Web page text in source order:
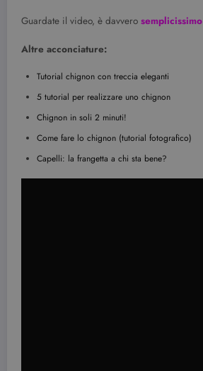
Guardate il video, è davvero semplicissimo
Altre acconciature:
Tutorial chignon con treccia eleganti
5 tutorial per realizzare uno chignon
Chignon in soli 2 minuti!
Come fare lo chignon (tutorial fotografico)
Capelli: la frangetta a chi sta bene?